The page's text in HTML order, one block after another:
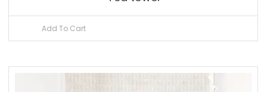
Add To Cart